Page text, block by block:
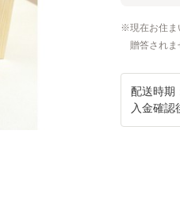
現在お住
贈答されま
配送時期
入金確認